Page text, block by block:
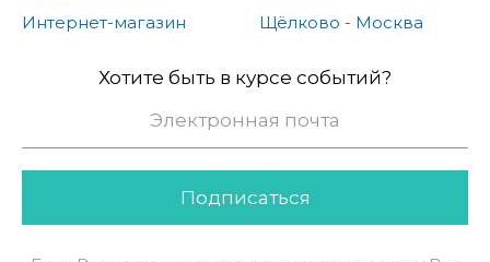
Интернет-магазин
Щёлково - Москва
Хотите быть в курсе событий?
Подписаться